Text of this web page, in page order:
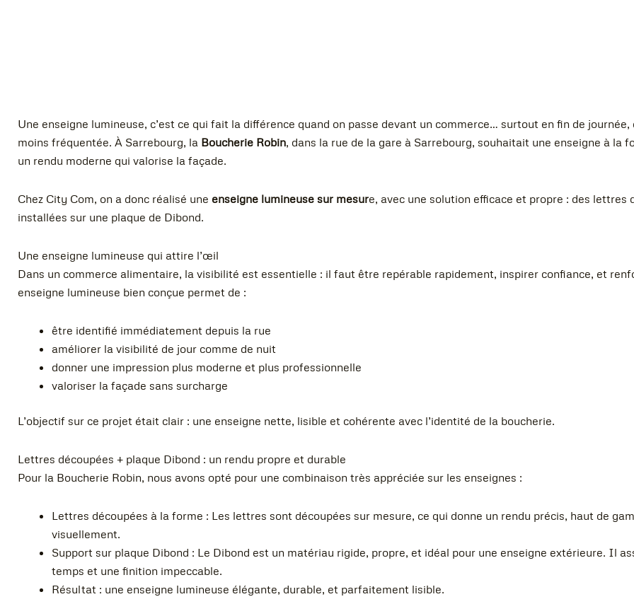
Une enseigne lumineuse, c’est ce qui fait la différence quand on passe devant un commerce… surtout en fin de
moins fréquentée. À Sarrebourg, la Boucherie Robin, dans la rue de la gare à Sarrebourg, souhaitait une enseigne à la
un rendu moderne qui valorise la façade.
Chez City Com, on a donc réalisé une enseigne lumineuse sur mesure, avec une solution efficace et propre : des lettres
installées sur une plaque de Dibond.
Une enseigne lumineuse qui attire l’œil
Dans un commerce alimentaire, la visibilité est essentielle : il faut être repérable rapidement, inspirer confiance, et
enseigne lumineuse bien conçue permet de :
être identifié immédiatement depuis la rue
améliorer la visibilité de jour comme de nuit
donner une impression plus moderne et plus professionnelle
valoriser la façade sans surcharge
L’objectif sur ce projet était clair : une enseigne nette, lisible et cohérente avec l’identité de la boucherie.
Lettres découpées + plaque Dibond : un rendu propre et durable
Pour la Boucherie Robin, nous avons opté pour une combinaison très appréciée sur les enseignes :
Lettres découpées à la forme : Les lettres sont découpées sur mesure, ce qui donne un rendu précis, haut de
visuellement.
Support sur plaque Dibond : Le Dibond est un matériau rigide, propre, et idéal pour une enseigne extérieure. Il
temps et une finition impeccable.
Résultat : une enseigne lumineuse élégante, durable, et parfaitement lisible.